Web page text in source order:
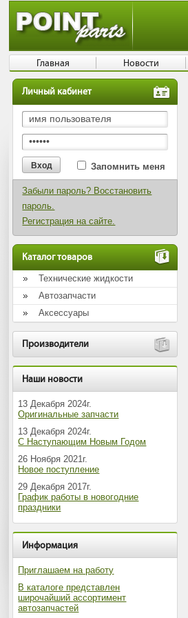
Личный кабинет
Запомнить меня
Забыли пароль? Восстановить
пароль.
Регистрация на сайте.
Каталог товаров
Технические жидкости
Автозапчасти
Аксессуары
Производители
Наши новости
13 Декабря 2024г.
Оригинальные запчасти
13 Декабря 2024г.
С Наступающим Новым Годом
26 Ноября 2021г.
Новое поступление
29 Декабря 2017г.
График работы в новогодние
праздники
Информация
Приглашаем на работу
В каталоге представлен
широчайший ассортимент
автозапчастей
Главная Новости